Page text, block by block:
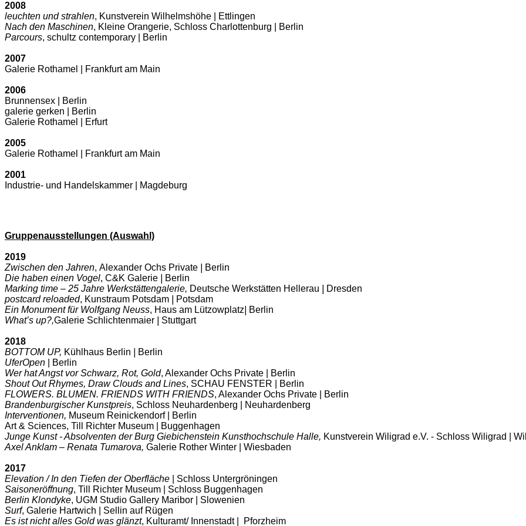
2008
leuchten und strahlen, Kunstverein Wilhelmshöhe | Ettlingen
Nach den Maschinen, Kleine Orangerie, Schloss Charlottenburg | Berlin
Parcours, schultz contemporary | Berlin
2007
Galerie Rothamel | Frankfurt am Main
2006
Brunnensex | Berlin
galerie gerken | Berlin
Galerie Rothamel | Erfurt
2005
Galerie Rothamel | Frankfurt am Main
2001
Industrie- und Handelskammer | Magdeburg
Gruppenausstellungen (Auswahl)
2019
Zwischen den Jahren, Alexander Ochs Private
Berlin
Die haben einen Vogel, C&K Galerie
Berlin
Marking time – 25 Jahre Werkstättengalerie, Deutsche Werkstätten Hellerau
Dresden
postcard reloaded, Kunstraum Potsdam
Potsdam
Ein Monument für Wolfgang Neuss, Haus am Lützowplatz
Berlin
What’s up?,Galerie Schlichtenmaier Stuttgart
2018
BOTTOM UP, Kühlhaus Berlin
Berlin
UferOpen
| Berlin
Wer hat Angst vor Schwarz, Rot, Gold, Alexander Ochs Private | Berlin
Shout Out Rhymes, Draw Clouds and Lines, SCHAU FENSTER | Berlin
FLOWERS. BLUMEN. FRIENDS WITH FRIENDS, Alexander Ochs Private | Berlin
Brandenburgischer Kunstpreis, Schloss Neuhardenberg | Neuhardenberg
Interventionen, Museum Reinickendorf | Berlin
Art & Sciences, Till Richter Museum | Buggenhagen
Junge Kunst - Absolventen der Burg Giebichenstein Kunsthochschule Halle, Kunstverein Wiligrad e.V. - Schloss Wiligrad |
Axel Anklam – Renata Tumarova, Galerie Rother Winter | Wiesbaden
2017
Elevation / In den Tiefen der Oberfläche
| Schloss Untergröningen
Saisoneröffnung, Till Richter Museum | Schloss Buggenhagen
Berlin Klondyke, UGM Studio Gallery Maribor | Slowenien
Surf, Galerie Hartwich | Sellin auf Rügen
Es ist nicht alles Gold was glänzt, Kulturamt/ Innenstadt | Pforzheim